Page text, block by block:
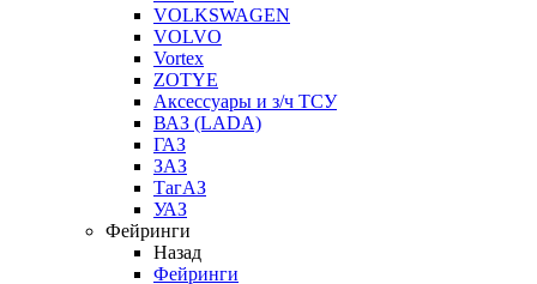
VOLKSWAGEN
VOLVO
Vortex
ZOTYE
Аксессуары и з/ч ТСУ
ВАЗ (LADA)
ГАЗ
ЗАЗ
ТагАЗ
УАЗ
Фейринги
Назад
Фейринги